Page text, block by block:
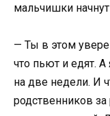
мальчишки
— Ты в этом
что пьют и едят.
на две недели. И
родственников за